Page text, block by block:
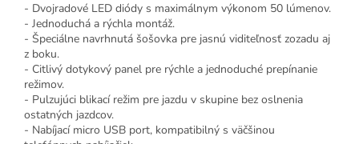
- Dvojradové LED diódy s maximálnym výkonom 50 lúmenov.
- Jednoduchá a rýchla montáž.
- Špeciálne navrhnutá šošovka pre jasnú viditeľnosť zozadu aj
z boku.
- Citlivý dotykový panel pre rýchle a jednoduché prepínanie
režimov.
- Pulzujúci blikací režim pre jazdu v skupine bez oslnenia
ostatných jazdcov.
- Nabíjací micro USB port, kompatibilný s väčšinou